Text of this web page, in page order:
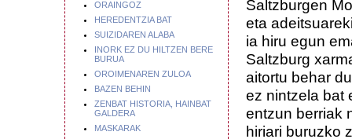
ORAINGOZ
HEREDENTZIA BAT
SUIZIDAREN ALABA
INORK EZ DU HILTZEN BERE
BURUA
OROIMENAREN ZULOA
BAZEN BEHIN
ZENBAT HISTORIA, HAINBAT
GALDERA
MASKARAK
Saltzburgen
eta
ia hiru egun
Saltzburg
aitortu behar
ez nintzela bat
entzun berriak
hiriari buruzko